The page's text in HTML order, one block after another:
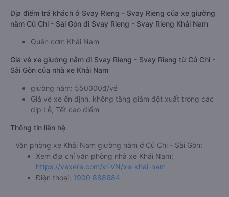
Địa điểm trả khách ở Svay Rieng - Svay Rieng của xe giường
nằm Củ Chi - Sài Gòn đi Svay Rieng - Svay Rieng Khải Nam
Quán cơm Khải Nam
Giá vé xe giường nằm đi Svay Rieng - Svay Rieng từ Củ Chi -
Sài Gòn của nhà xe Khải Nam
giường nằm: 550000đ/vé
Giá vé xe ổn định, không tăng giảm đột xuất trong các
dịp Lễ, Tết cao điểm
Thông tin liên hệ
Văn phòng xe Khải Nam giường nằm ở Củ Chi - Sài Gòn:
Xem địa chỉ văn phòng nhà xe Khải Nam:
https://vexere.com/vi-VN/xe-khai-nam
Điện thoại: 1900 888684